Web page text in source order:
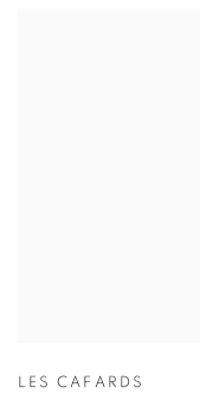
LES CAFARDS